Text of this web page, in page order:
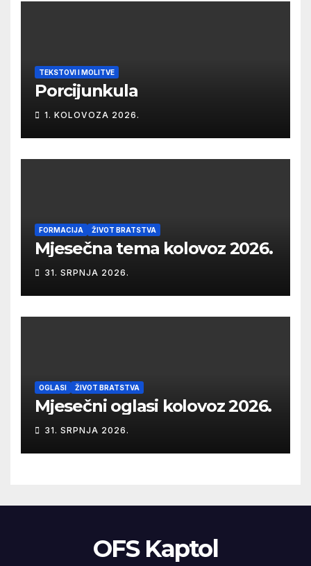
TEKSTOVI I MOLITVE
Porcijunkula
1. KOLOVOZA 2026.
FORMACIJA ŽIVOT BRATSTVA
Mjesečna tema kolovoz 2026.
31. SRPNJA 2026.
OGLASI ŽIVOT BRATSTVA
Mjesečni oglasi kolovoz 2026.
31. SRPNJA 2026.
OFS Kaptol